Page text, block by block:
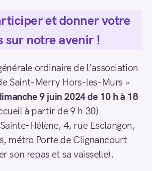
et donner votre
sur notre avenir !
ordinaire de l’association
Saint-Merry Hors-les-Murs »
9 juin 2024 de 10 h à 18
à partir de 9 h 30)
Hélène, 4, rue Esclangon,
métro Porte de Clignancourt
son repas et sa vaisselle).